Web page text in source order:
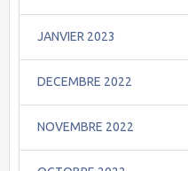
JANVIER 2023
DECEMBRE 2022
NOVEMBRE 2022